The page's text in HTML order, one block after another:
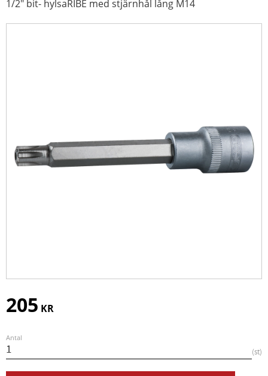
1/2" bit- hylsaRIBE med stjärnhål lång M14
205 KR
Antal
st